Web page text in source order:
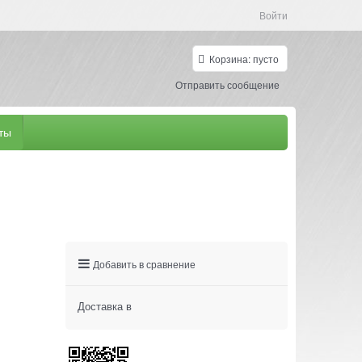
Войти
Корзина:пусто
Отправить сообщение
Добавить в сравнение
Доставка в